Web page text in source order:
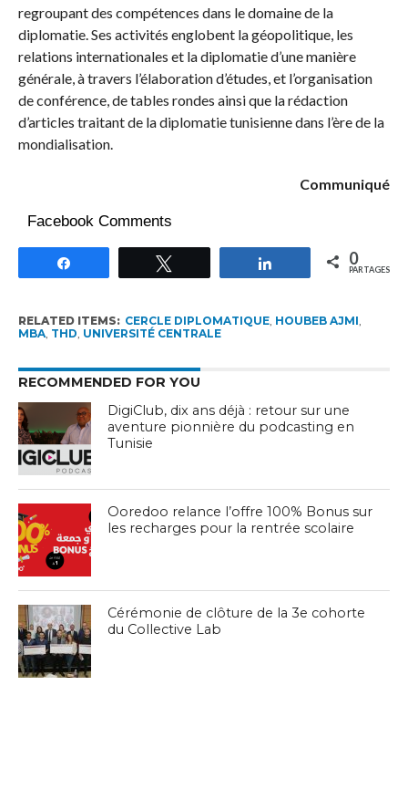
regroupant des compétences dans le domaine de la
diplomatie. Ses activités englobent la géopolitique, les
relations internationales et la diplomatie d’une manière
générale, à travers l’élaboration d’études, et l’organisation
de conférence, de tables rondes ainsi que la rédaction
d’articles traitant de la diplomatie tunisienne dans l’ère de la
mondialisation.
Communiqué
Facebook Comments
Partagez 0
PARTAGES
RELATED ITEMS: CERCLE DIPLOMATIQUE, HOUBEB AJMI,
MBA, THD, UNIVERSITÉ CENTRALE
RECOMMENDED FOR YOU
DigiClub, dix ans déjà : retour sur une
aventure pionnière du podcasting en
Tunisie
Ooredoo relance l’offre 100% Bonus sur
les recharges pour la rentrée scolaire
Cérémonie de clôture de la 3e cohorte
du Collective Lab